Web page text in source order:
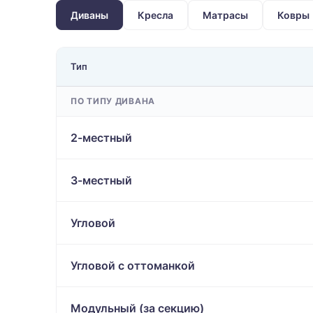
Диваны Кресла Матрасы Ковры
Тип
ПО ТИПУ ДИВАНА
2-местный
3-местный
Угловой
Угловой с оттоманкой
Модульный (за секцию)